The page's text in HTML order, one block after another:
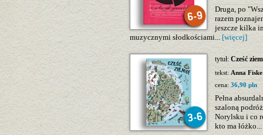
Druga, po
razem
jeszcze kilka
muzycznymi słodkościami...[więcej]
tytuł: Cześć
tekst: Anna Fiske
cena: 36,90 pln
Pełna
szaloną
Norylsku i co
kto ma łóżko...